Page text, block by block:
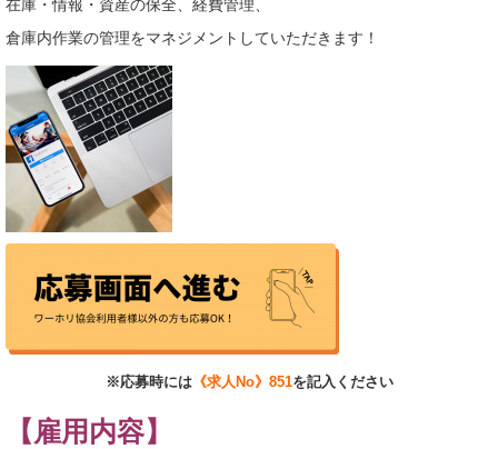
在庫・情報・資産の保全、経費管理、
倉庫内作業の管理をマネジメントしていただきます！
※応募時には《求人No》851を記入ください
【雇用内容】